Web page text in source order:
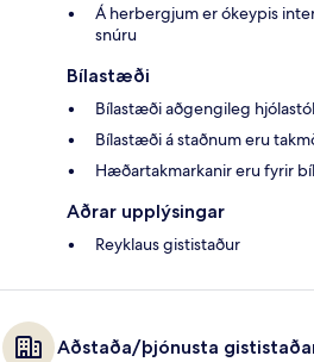
Á herbergjum er ókeypis
snúru
Bílastæði
Bílastæði aðgengileg
Bílastæði á staðnum eru
Hæðartakmarkanir eru fyrir
Aðrar upplýsingar
Reyklaus gististaður
Aðstaða/þjónusta